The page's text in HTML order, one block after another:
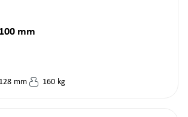
mm
128 mm 160 kg